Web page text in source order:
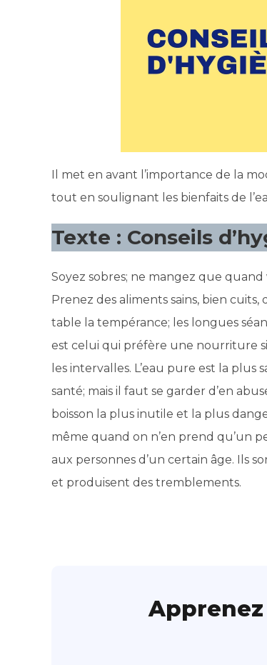
Il met en avant l’importance de la
tout en soulignant les bienfaits de
Texte : Conseils
Soyez sobres; ne mangez que quand
Prenez des aliments sains, bien
table la tempérance; les longues
est celui qui préfère une nourriture
les intervalles. L’eau pure est la
santé; mais il faut se garder d’en
boisson la plus inutile et la plus
même quand on n’en prend qu’un
aux personnes d’un certain âge. Ils
et produisent des tremblements.